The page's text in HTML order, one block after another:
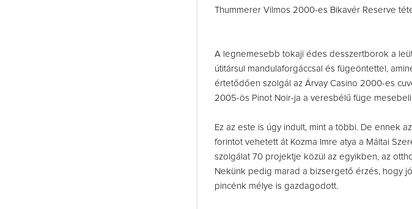
Thummerer Vilmos 2000-es Bikavér Reserve
A legnemesebb tokaji édes desszertborok a
útitársul mandulaforgáccsal és fügeöntettel,
értetődően szolgál az Árvay Casino 2000-es
2005-ös Pinot Noir-ja a veresbélű füge
Ez az este is úgy indult, mint a többi. De ennek
forintot vehetett át Kozma Imre atya a Máltai
szolgálat 70 projektje közül az egyikben, az
Nekünk pedig marad a bizsergető érzés, hogy
pincénk mélye is gazdagodott.